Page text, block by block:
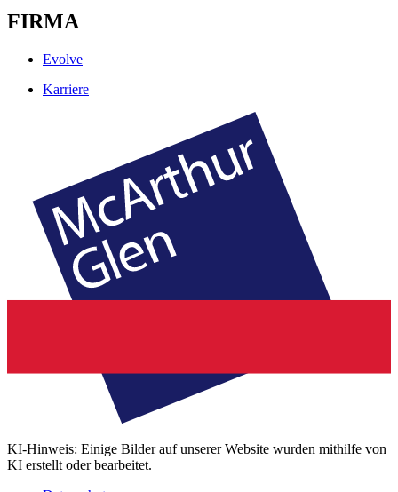
FIRMA
Evolve
Karriere
KI-Hinweis: Einige Bilder auf unserer Website wurden mithilfe von
KI erstellt oder bearbeitet.